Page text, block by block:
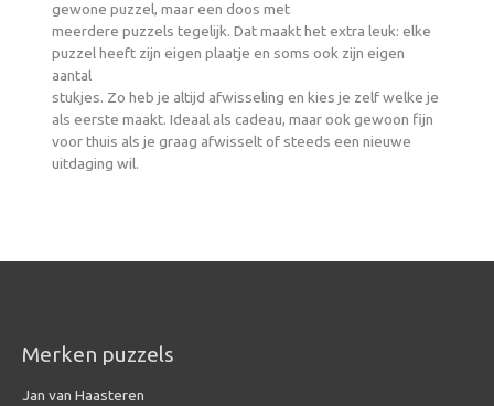
gewone puzzel, maar een doos met
meerdere puzzels tegelijk. Dat maakt het extra leuk: elke
puzzel heeft zijn eigen plaatje en soms ook zijn eigen
aantal
stukjes. Zo heb je altijd afwisseling en kies je zelf welke je
als eerste maakt. Ideaal als cadeau, maar ook gewoon fijn
voor thuis als je graag afwisselt of steeds een nieuwe
uitdaging wil.
Merken puzzels
Jan van Haasteren